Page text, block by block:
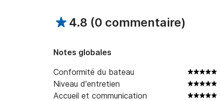
Horaire : A partir de 9H30 retour 18H30
Tarifs : Dégressif, possibilité longue période
expérience, embarquement et
moteur).
4.8 (0 commentaire)
Notes globales
Conformité du bateau
Niveau d'entretien
Accueil et communication